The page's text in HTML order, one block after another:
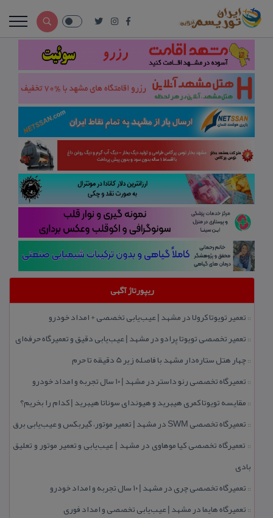
ریپورتاژ آگهی
:: تعمیر تویوتا كرولا در مشهد | عیب‌یابی تخصصی + امداد خودرو
:: تعمیر تخصصی تویوتا پرادو در مشهد | عیب‌یابی دقیق و تعمیرگاه حرفه‌ای
::چهار هتل‌ ستاره‌دار مشهد با فاصله زیر 5 دقیقه تا حرم
:: تعمیرگاه تخصصی رنو داستر در مشهد | ۱۰ سال تجربه و امداد خودرو
:: مقایسه تویوتا كمری هیبرید و هیوندای سوناتا هیبرید | كدام را بخریم؟
:: تعمیرگاه تخصصی SWM در مشهد | تعمیر موتور، گیربكس و عیب‌یابی برق
:: تعمیرگاه تخصصی كیا موهاوی در مشهد | عیب‌یابی و تعمیر موتور و تعلیق
بادی
:: تعمیرگاه تخصصی چری در مشهد | ۱۰ سال تجربه و امداد خودرو
:: تعمیرگاه هایما در مشهد | عیب‌یابی تخصصی و امداد فوری